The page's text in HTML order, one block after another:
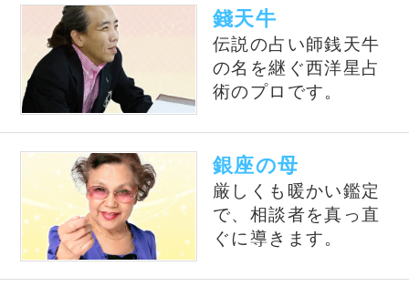
の電話占い師の中から当たると評判の占い師を
ピックアップして紹介しております。単純なプ
ロフィール紹介だけではなく、有名占い師や電
話占い師の占いを記事形式で無料公開しており
ます。
占いの泉トップへ
占いの泉TOP サイトマップ お問い合わせ
運営会社 プライバシーポリシ 利用規約
よくある質問